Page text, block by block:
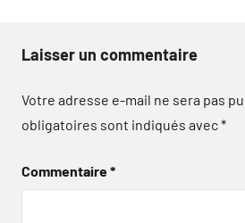
Laisser un commentaire
Votre adresse e-mail ne sera pas
obligatoires sont indiqués avec*
Commentaire*